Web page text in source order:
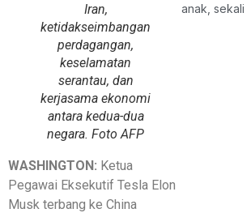
Iran,
ketidakseimbangan
perdagangan,
keselamatan
serantau, dan
kerjasama ekonomi
antara kedua-dua
negara. Foto AFP
WASHINGTON: Ketua
Pegawai Eksekutif Tesla Elon
Musk terbang ke China
anak, sekali